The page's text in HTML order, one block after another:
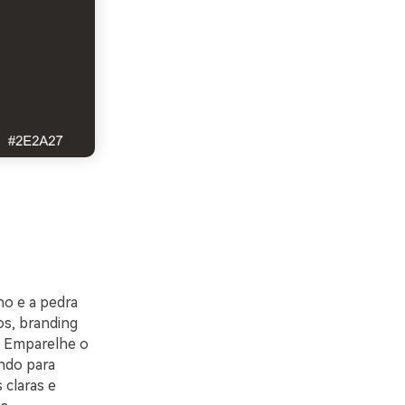
e a pedra
branding
Emparelhe o
para
e